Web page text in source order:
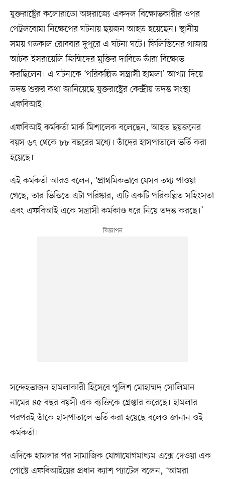
যুক্তরাষ্ট্রের কলোরাডো অঙ্গরাজ্যে একদল বিক্ষোভকারীর ওপর
পেট্রলবোমা নিক্ষেপের ঘটনায় ছয়জন আহত হয়েছেন। স্থানীয়
সময় গতকাল রোববার দুপুরে এ ঘটনা ঘটে। ফিলিস্তিনের গাজায়
আটক ইসরায়েলি জিম্মিদের মুক্তির দাবিতে তাঁরা বিক্ষোভ
করছিলেন। এ ঘটনাকে ‘পরিকল্পিত সন্ত্রাসী হামলা’ আখ্যা দিয়ে
তদন্ত শুরুর কথা জানিয়েছে যুক্তরাষ্ট্রের কেন্দ্রীয় তদন্ত সংস্থা
এফবিআই।
এফবিআই কর্মকর্তা মার্ক মিশালেক বলেছেন, আহত ছয়জনের
বয়স ৬৭ থেকে ৮৮ বছরের মধ্যে। তাঁদের হাসপাতালে ভর্তি করা
হয়েছে।
এই কর্মকর্তা আরও বলেন, ‘প্রাথমিকভাবে যেসব তথ্য পাওয়া
গেছে, তার ভিত্তিতে এটা পরিষ্কার, এটি একটি পরিকল্পিত সহিংসতা
এবং এফবিআই একে সন্ত্রাসী কর্মকাণ্ড ধরে নিয়ে তদন্ত করছে।’
সন্দেহভাজন হামলাকারী হিসেবে পুলিশ মোহাম্মদ সোলিমান
নামের ৪৫ বছর বয়সী এক ব্যক্তিকে গ্রেপ্তার করেছে। হামলার
পরপরই তাঁকে হাসপাতালে ভর্তি করা হয়েছে বলেও জানান ওই
কর্মকর্তা।
এদিকে হামলার পর সামাজিক যোগাযোগমাধ্যম এক্সে দেওয়া এক
পোস্টে এফবিআইয়ের প্রধান ক্যাশ প্যাটেল বলেন, ‘আমরা